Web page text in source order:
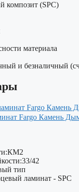
композит (SPC)
материала
и безналичный
Fargo Камень
КМ2
33/42
тип
ламинат - SPC